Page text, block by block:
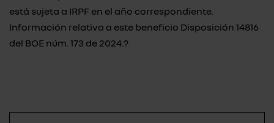
está sujeta a IRPF en el año correspondiente.
Información relativa a este beneficio Disposición 14816
del BOE núm. 173 de 2024.?